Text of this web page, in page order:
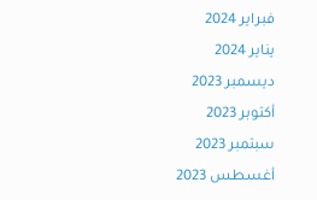
فبراير 2024
يناير 2024
ديسمبر 2023
أكتوبر 2023
سبتمبر 2023
أغسطس 2023